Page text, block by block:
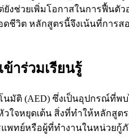
งช่วยเพิ่มโอกาสในการฟื้น
ชีวิต หลักสูตรนี้จึงเน้นที่กา
าร่วมเรียนรู้
นมัติ (AED) ซึ่งเป็นอุปกรณ์
จหยุดเต้น สิ่งที่ทำให้หลักสู
พทย์หรือผู้ที่ทำงานในหน่วย